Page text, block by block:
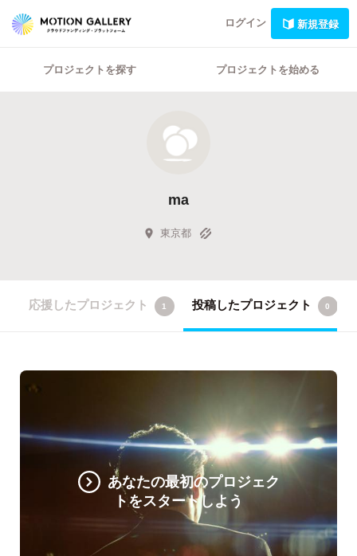
ログイン 新規登録
プロジェクトを探す プロジェクトを始める
ma
東京都
応援したプロジェクト 1 投稿したプロジェクト 0
あなたの最初のプロジェク
トをスタートしよう